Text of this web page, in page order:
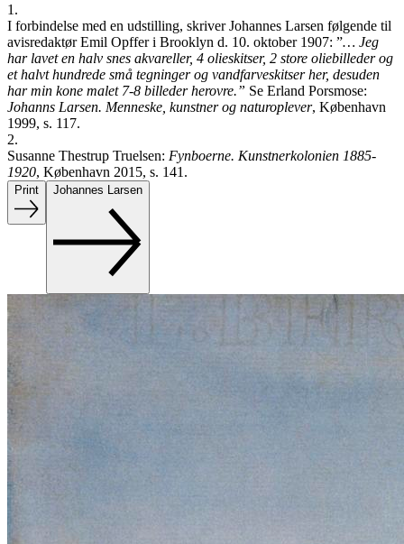
1.
I forbindelse med en udstilling, skriver Johannes Larsen følgende til
avisredaktør Emil Opffer i Brooklyn d. 10. oktober 1907: ”… Jeg
har lavet en halv snes akvareller, 4 olieskitser, 2 store oliebilleder og
et halvt hundrede små tegninger og vandfarveskitser her, desuden
har min kone malet 7-8 billeder herovre.” Se Erland Porsmose:
Johanns Larsen. Menneske, kunstner og naturoplever, København
1999, s. 117.
2.
Susanne Thestrup Truelsen: Fynboerne. Kunstnerkolonien 1885-
1920, København 2015, s. 141.
Print Johannes Larsen